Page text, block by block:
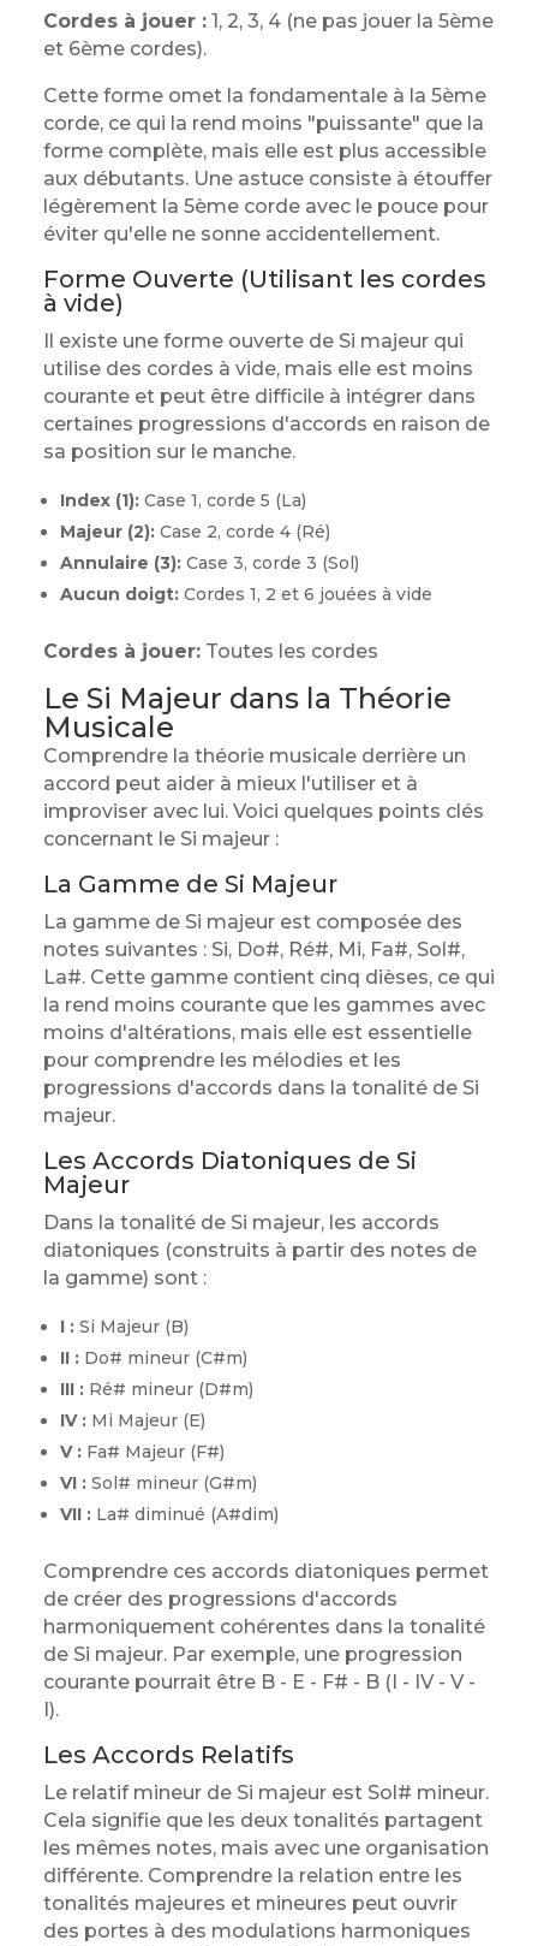
Cordes à jouer :1, 2, 3, 4 (ne pas jouer la 5ème
et 6ème cordes).
Cette forme omet la fondamentale à la 5ème
corde, ce qui la rend moins "puissante" que la
forme complète, mais elle est plus accessible
aux débutants. Une astuce consiste à étouffer
légèrement la 5ème corde avec le pouce pour
éviter qu'elle ne sonne accidentellement.
Forme Ouverte (Utilisant les cordes
à vide)
Il existe une forme ouverte de Si majeur qui
utilise des cordes à vide, mais elle est moins
courante et peut être difficile à intégrer dans
certaines progressions d'accords en raison de
sa position sur le manche.
Index (1):Case 1, corde 5 (La)
Majeur (2):Case 2, corde 4 (Ré)
Annulaire (3):Case 3, corde 3 (Sol)
Aucun doigt:Cordes 1, 2 et 6 jouées à vide
Cordes à jouer:Toutes les cordes
Le Si Majeur dans la Théorie
Musicale
Comprendre la théorie musicale derrière un
accord peut aider à mieux l'utiliser et à
improviser avec lui. Voici quelques points clés
concernant le Si majeur :
La Gamme de Si Majeur
La gamme de Si majeur est composée des
notes suivantes : Si, Do#, Ré#, Mi, Fa#, Sol#,
La#. Cette gamme contient cinq dièses, ce qui
la rend moins courante que les gammes avec
moins d'altérations, mais elle est essentielle
pour comprendre les mélodies et les
progressions d'accords dans la tonalité de Si
majeur.
Les Accords Diatoniques de Si
Majeur
Dans la tonalité de Si majeur, les accords
diatoniques (construits à partir des notes de
la gamme) sont :
I :Si Majeur (B)
II :Do# mineur (C#m)
III :Ré# mineur (D#m)
IV :Mi Majeur (E)
V :Fa# Majeur (F#)
VI :Sol# mineur (G#m)
VII :La# diminué (A#dim)
Comprendre ces accords diatoniques permet
de créer des progressions d'accords
harmoniquement cohérentes dans la tonalité
de Si majeur. Par exemple, une progression
courante pourrait être B - E - F# - B (I - IV - V -
I).
Les Accords Relatifs
Le relatif mineur de Si majeur est Sol# mineur.
Cela signifie que les deux tonalités partagent
les mêmes notes, mais avec une organisation
différente. Comprendre la relation entre les
tonalités majeures et mineures peut ouvrir
des portes à des modulations harmoniques